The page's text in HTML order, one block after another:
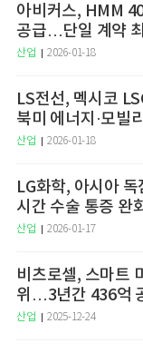
아비커스, HMM
공급…단일 계약
산업 2026-01-18
LS전선, 멕시코
북미 에너지·모빌
산업 2026-01-18
LG화학, 아시아 독
시간 수술 통증 완
산업 2026-01-17
비츠로셀, 스마트
위…3년간 436억
산업 2025-12-24